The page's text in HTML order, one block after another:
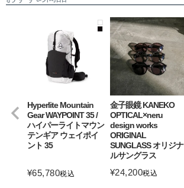
Hyperlite Mountain
Gear WAYPOINT 35 /
ハイパーライトマウン
テンギア ウェイポイ
ント 35
¥65,780税込
金子眼鏡 KANEKO
OPTICAL×neru
design works
ORIGINAL
SUNGLASS オリジナ
ルサングラス
¥24,200税込